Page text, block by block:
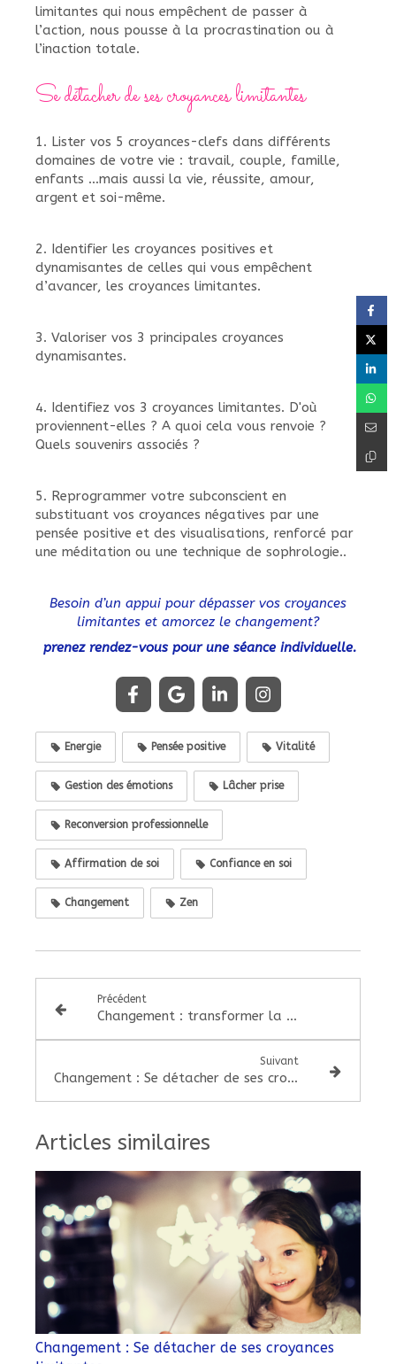
limitantes qui nous empêchent de passer à
l’action, nous pousse à la procrastination ou à
l’inaction totale.
Se détacher de ses croyances limitantes
1. Lister vos 5 croyances-clefs dans différents
domaines de votre vie : travail, couple, famille,
enfants …mais aussi la vie, réussite, amour,
argent et soi-même.
2. Identifier les croyances positives et
dynamisantes de celles qui vous empêchent
d’avancer, les croyances limitantes.
3. Valoriser vos 3 principales croyances
dynamisantes.
4. Identifiez vos 3 croyances limitantes. D'où
proviennent-elles ? A quoi cela vous renvoie ?
Quels souvenirs associés ?
5. Reprogrammer votre subconscient en
substituant vos croyances négatives par une
pensée positive et des visualisations, renforcé par
une méditation ou une technique de sophrologie..
Besoin d’un appui pour dépasser vos croyances
limitantes et amorcez le changement?
prenez rendez-vous pour une séance individuelle.
Energie Pensée positive Vitalité
Gestion des émotions Lâcher prise
Reconversion professionnelle
Affirmation de soi Confiance en soi
Changement Zen
Précédent
Changement : transformer la colère pour amorcer le changement
Suivant
Changement : Se détacher de ses croyances limitantes
Articles similaires
Changement : Se détacher de ses croyances